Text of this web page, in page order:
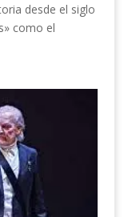
desde el siglo
como el